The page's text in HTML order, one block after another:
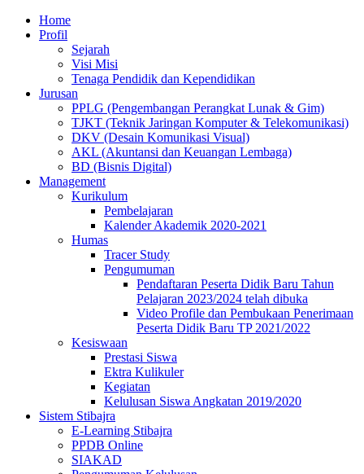
Home
Profil
Sejarah
Visi Misi
Tenaga Pendidik dan Kependidikan
Jurusan
PPLG (Pengembangan Perangkat Lunak & Gim)
TJKT (Teknik Jaringan Komputer & Telekomunikasi)
DKV (Desain Komunikasi Visual)
AKL (Akuntansi dan Keuangan Lembaga)
BD (Bisnis Digital)
Management
Kurikulum
Pembelajaran
Kalender Akademik 2020-2021
Humas
Tracer Study
Pengumuman
Pendaftaran Peserta Didik Baru Tahun
Pelajaran 2023/2024 telah dibuka
Video Profile dan Pembukaan Penerimaan
Peserta Didik Baru TP 2021/2022
Kesiswaan
Prestasi Siswa
Ektra Kulikuler
Kegiatan
Kelulusan Siswa Angkatan 2019/2020
Sistem Stibajra
E-Learning Stibajra
PPDB Online
SIAKAD